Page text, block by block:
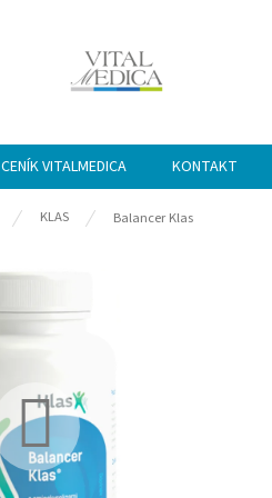
CENÍK VITALMEDICA KONTAKT
KLAS Balancer Klas